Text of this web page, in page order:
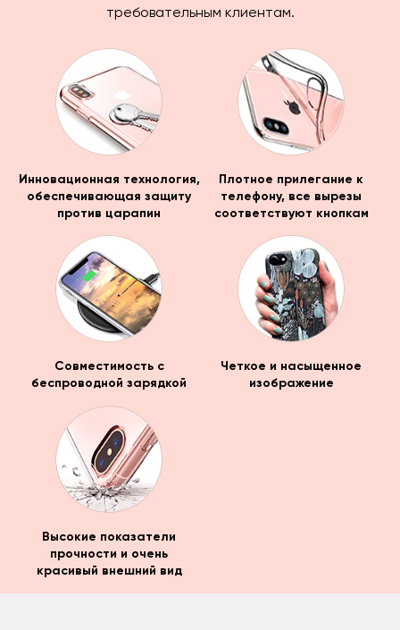
требовательным клиентам.
Инновационная технология,
обеспечивающая защиту
против царапин
Плотное прилегание к
телефону, все вырезы
соответствуют кнопкам
Совместимость с
беспроводной зарядкой
Четкое и насыщенное
изображение
Высокие показатели
прочности и очень
красивый внешний вид